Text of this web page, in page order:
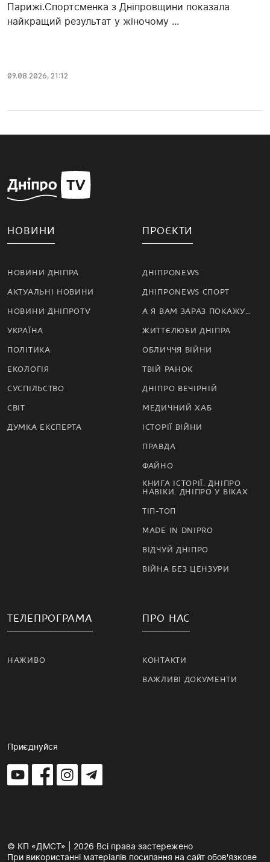
Парижі.Спортсменка з Дніпровщини показала
найкращий результат у жіночому ...
09.08.2026, 21:12
НОВИНИ
НОВИНИ ДНІПРА
АКТУАЛЬНІ НОВИНИ
НОВИНИ ДНІПРОTV
УКРАЇНА
ПОЛІТИКА
ЕКОЛОГІЯ
СУСПІЛЬСТВО
СВІТ
ДУМКА ЕКСПЕРТА
ПРОЄКТИ
ДНІПРОNEWS
ДНІПРОNEWS СПОРТ
А Я ВАМ ЗАРАЗ ПОКАЖУ…
ЖИТТЄЛЮБИ ДНІПРА
ОБЛИЧЧЯ ВІЙНИ
ТВІЙ РАНОК
ДНІПРО ВЕЧІРНІЙ
МЕДИЧНИЙ ХАБ
ІСТОРІЇ ВІЙНИ
ПРАВДА
ФАЙНО
КНИГА ІСТОРІЇ. ДНІПРО
НАВІКИ. ДНІПРО У ВІКАХ
ТІП-ТОП
MADE IN DNIPRO
ВІДЧУЙ ДНІПРО
ВІЙНА БЕЗ ЦЕНЗУРИ
ТЕЛЕПРОГРАМА
НАЖИВО
ПРО НАС
КОНТАКТИ
ВАЖЛИВІ ДОКУМЕНТИ
Приєднуйся
© КП «ДМСТ» | 2026 Всі права застережено
При використанні матеріалів посилання на сайт обов'язкове